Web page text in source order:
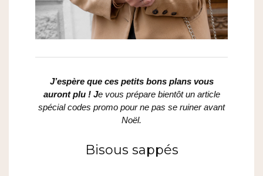
J’espère que ces petits bons plans vous
auront plu ! Je vous prépare bientôt un article
spécial codes promo pour ne pas se ruiner avant
Noël.
Bisous sappés